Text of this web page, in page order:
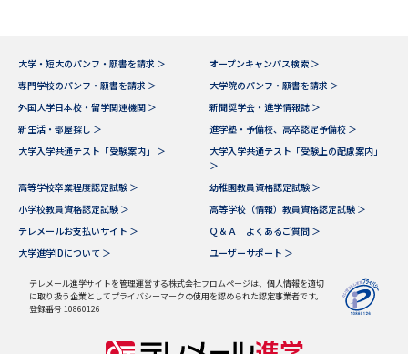
大学・短大のパンフ・願書を請求 ＞
オープンキャンパス検索 ＞
専門学校のパンフ・願書を請求 ＞
大学院のパンフ・願書を請求 ＞
外国大学日本校・留学関連機関 ＞
新聞奨学会・進学情報誌 ＞
新生活・部屋探し ＞
進学塾・予備校、高卒認定予備校 ＞
大学入学共通テスト「受験案内」 ＞
大学入学共通テスト「受験上の配慮案内」
＞
高等学校卒業程度認定試験 ＞
幼稚園教員資格認定試験 ＞
小学校教員資格認定試験 ＞
高等学校（情報）教員資格認定試験 ＞
テレメールお支払いサイト ＞
Ｑ＆Ａ よくあるご質問 ＞
大学進学IDについて ＞
ユーザーサポート ＞
テレメール進学サイトを管理運営する株式会社フロムページは、個人情報を適切
に取り扱う企業としてプライバシーマークの使用を認められた認定事業者です。
登録番号 10860126